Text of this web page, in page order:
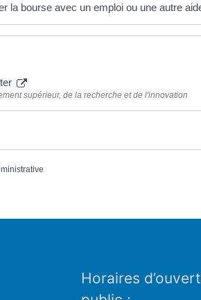
la bourse avec un emploi ou une autre
supérieur, de la recherche et de l'innovation
Horaires